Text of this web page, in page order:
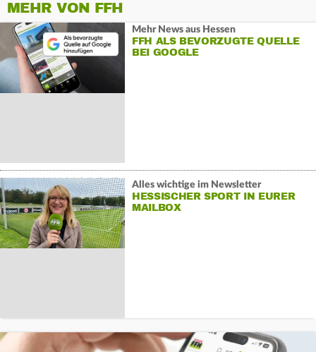
MEHR VON FFH
Mehr News aus Hessen
FFH ALS BEVORZUGTE QUELLE
BEI GOOGLE
Alles wichtige im Newsletter
HESSISCHER SPORT IN EURER
MAILBOX